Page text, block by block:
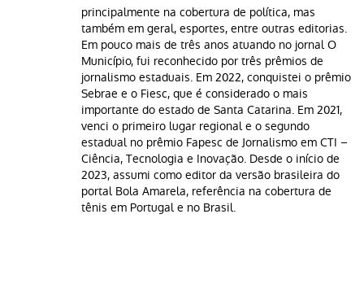
principalmente na cobertura de política, mas
também em geral, esportes, entre outras editorias.
Em pouco mais de três anos atuando no jornal O
Município, fui reconhecido por três prêmios de
jornalismo estaduais. Em 2022, conquistei o prêmio
Sebrae e o Fiesc, que é considerado o mais
importante do estado de Santa Catarina. Em 2021,
venci o primeiro lugar regional e o segundo
estadual no prêmio Fapesc de Jornalismo em CTI –
Ciência, Tecnologia e Inovação. Desde o início de
2023, assumi como editor da versão brasileira do
portal Bola Amarela, referência na cobertura de
tênis em Portugal e no Brasil.